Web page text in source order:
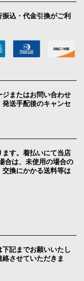
込・代金引換がご利
またはお問い合わせ
送手配後のキャンセ
す。着払いにて当店
合は、未使用の場合の
換にかかる送料等は
記までお願いいたし
させていただきま